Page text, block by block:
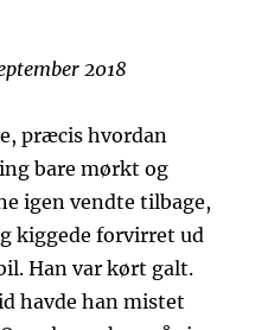
2018
præcis hvordan
bare mørkt og
igen vendte tilbage,
kiggede forvirret ud
Han var kørt galt.
havde han mistet